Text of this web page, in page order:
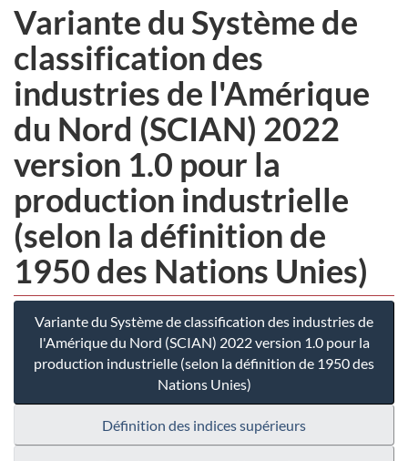
Variante du Système de
classification des
industries de l'Amérique
du Nord (SCIAN) 2022
version 1.0 pour la
production industrielle
(selon la définition de
1950 des Nations Unies)
Variante du Système de classification des industries de
l'Amérique du Nord (SCIAN) 2022 version 1.0 pour la
production industrielle (selon la définition de 1950 des
Nations Unies)
Définition des indices supérieurs